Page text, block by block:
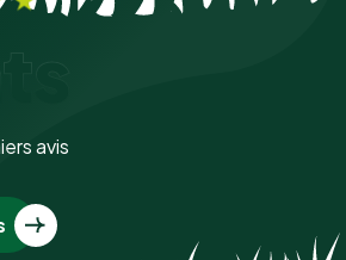
avis